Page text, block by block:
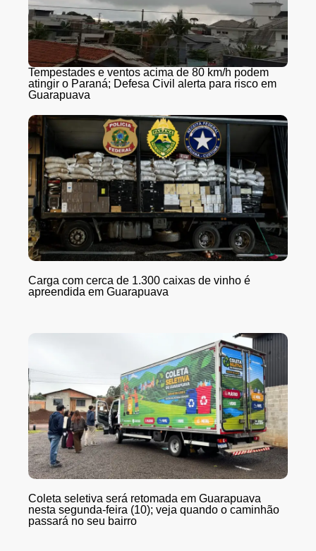
Tempestades e ventos acima de 80 km/h podem
atingir o Paraná; Defesa Civil alerta para risco em
Guarapuava
Carga com cerca de 1.300 caixas de vinho é
apreendida em Guarapuava
Coleta seletiva será retomada em Guarapuava
nesta segunda-feira (10); veja quando o caminhão
passará no seu bairro